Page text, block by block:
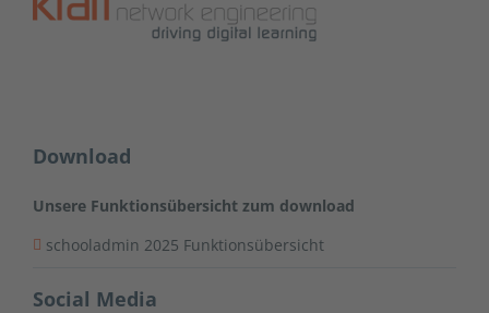
Download
Unsere Funktionsübersicht zum download
schooladmin 2025 Funktionsübersicht
Social Media